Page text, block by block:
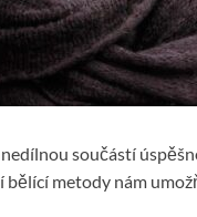
součástí
metody nám